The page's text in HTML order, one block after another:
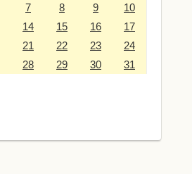
7 8 9
10
14 15 16
17
21 22 23
24
28 29 30 31